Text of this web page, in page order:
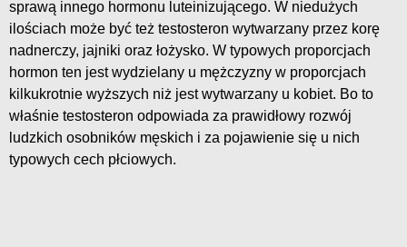
sprawą innego hormonu luteinizującego. W niedużych
ilościach może być też testosteron wytwarzany przez korę
nadnerczy, jajniki oraz łożysko. W typowych proporcjach
hormon ten jest wydzielany u mężczyzny w proporcjach
kilkukrotnie wyższych niż jest wytwarzany u kobiet. Bo to
właśnie testosteron odpowiada za prawidłowy rozwój
ludzkich osobników męskich i za pojawienie się u nich
typowych cech płciowych.